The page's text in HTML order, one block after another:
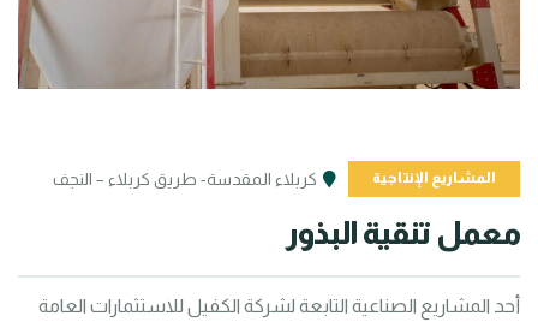
المشاريع الإنتاجية كربلاء المقدسة- طريق كربلاء – النجف
معمل تنقية البذور